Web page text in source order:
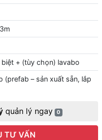
+ (tùy chọn) lavabo
(prefab – sản xuất sẵn, lắp
quản lý ngay 0
TƯ VẤN